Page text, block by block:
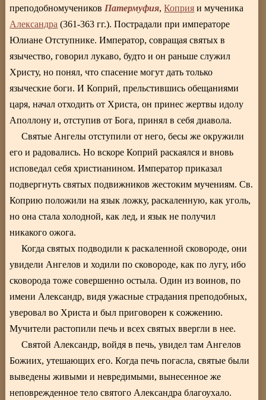
преподобномучеников Патермуфия,Коприя и мученика
Александра (361-363 гг.). Пострадали при императоре
Юлиане Отступнике. Император, совращая святых в
язычество, говорил лукаво, будто и он раньше служил
Христу, но понял, что спасение могут дать только
языческие боги. И Коприй, прельстившись обещаниями
царя, начал отходить от Христа, он принес жертвы идолу
Аполлону и, отступив от Бога, принял в себя диавола.
Святые Ангелы отступили от него, бесы же окружили
его и радовались. Но вскоре Коприй раскаялся и вновь
исповедал себя христианином. Император приказал
подвергнуть святых подвижников жестоким мучениям. Св.
Коприю положили на язык ложку, раскаленную, как уголь,
но она стала холодной, как лед, и язык не получил
никакого ожога.
Когда святых подводили к раскаленной сковороде, они
увидели Ангелов и ходили по сковороде, как по лугу, ибо
сковорода тоже совершенно остыла. Один из воинов, по
имени Александр, видя ужасные страдания преподобных,
уверовал во Христа и был приговорен к сожжению.
Мучители растопили печь и всех святых ввергли в нее.
Святой Александр, войдя в печь, увидел там Ангелов
Божиих, утешающих его. Когда печь погасла, святые были
выведены живыми и невредимыми, вынесенное же
неповрежденное тело святого Александра благоухало.